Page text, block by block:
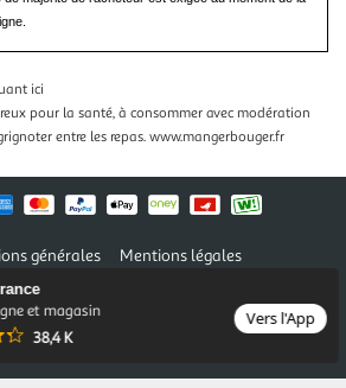
et magasin
38,4 K
Vers l'App
ici
pour la santé, à consommer avec modération
entre les repas. www.mangerbouger.fr
générales
Mentions légales
et promotions
Informations légales marketplace
2026 © Tous droits réservés